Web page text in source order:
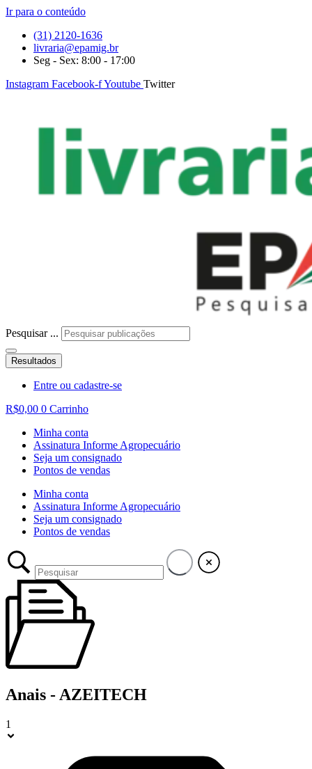
Ir para o conteúdo
(31) 2120-1636
livraria@epamig.br
Seg - Sex: 8:00 - 17:00
Instagram Facebook-fYoutube Twitter
Pesquisar ...
Resultados
Entre ou cadastre-se
R$0,00 0 Carrinho
Minha conta
Assinatura Informe Agropecuário
Seja um consignado
Pontos de vendas
Minha conta
Assinatura Informe Agropecuário
Seja um consignado
Pontos de vendas
Anais - AZEITECH
1